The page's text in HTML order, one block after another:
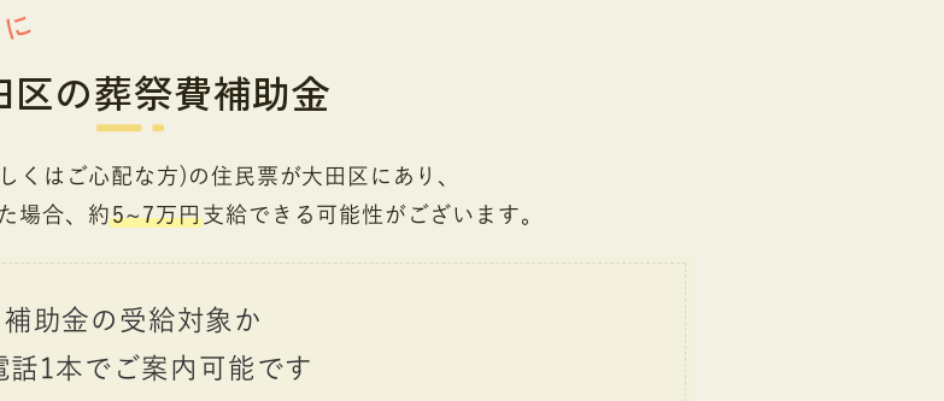
区の葬祭費補助金
くはご心配な方) の住民票が大田区にあり、
場合、 約5~7万円支給できる可能性がございます。
補助金の受給対象か
話1本でご案内可能です